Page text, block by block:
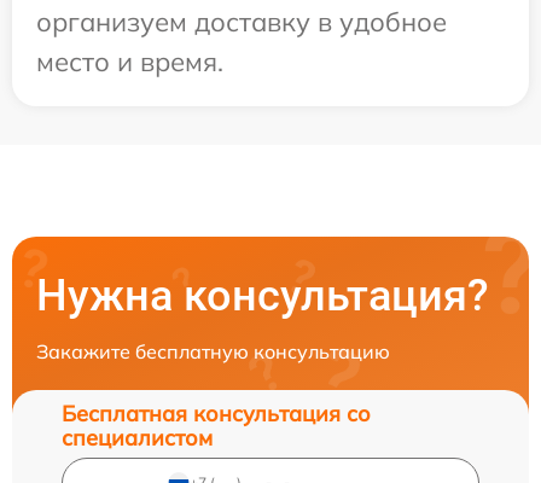
организуем доставку в удобное
место и время.
Нужна консультация?
Закажите бесплатную консультацию
Бесплатная консультация со
специалистом